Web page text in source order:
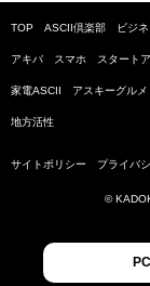
TOP ASCII倶楽部 ビジネ
アキバ スマホ スタート
家電ASCII アスキーグルメ
地方活性
サイトポリシー プライバ
©
PC